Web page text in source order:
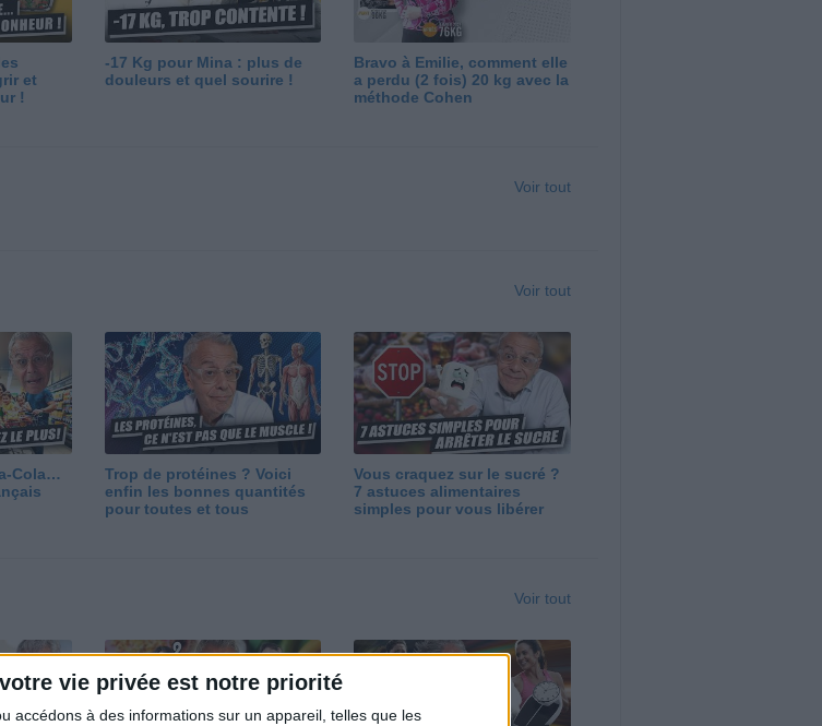
vie privée est notre priorité
accédons à des informations sur un appareil, telles que les
et
!
-17 Kg pour Mina : plus de
douleurs et quel sourire !
Bravo à Emilie, comment elle
a perdu (2 fois) 20 kg avec la
méthode Cohen
Voir tout
Voir tout
Cola…
Trop de protéines ? Voici
enfin les bonnes quantités
pour toutes et tous
Vous craquez sur le sucré ?
7 astuces alimentaires
simples pour vous libérer
Voir tout